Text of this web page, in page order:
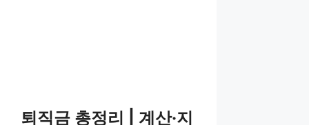
퇴직금 총정리 | 계산·지